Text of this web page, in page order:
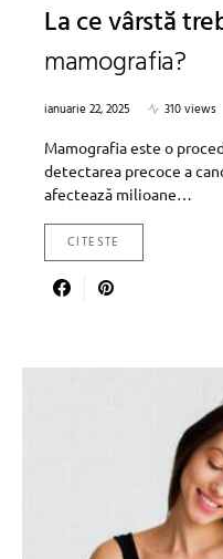
La ce vârstă
mamografia?
ianuarie 22, 2025
310 views
Mamografia este o
detectarea precoce a
afectează milioane…
CITESTE